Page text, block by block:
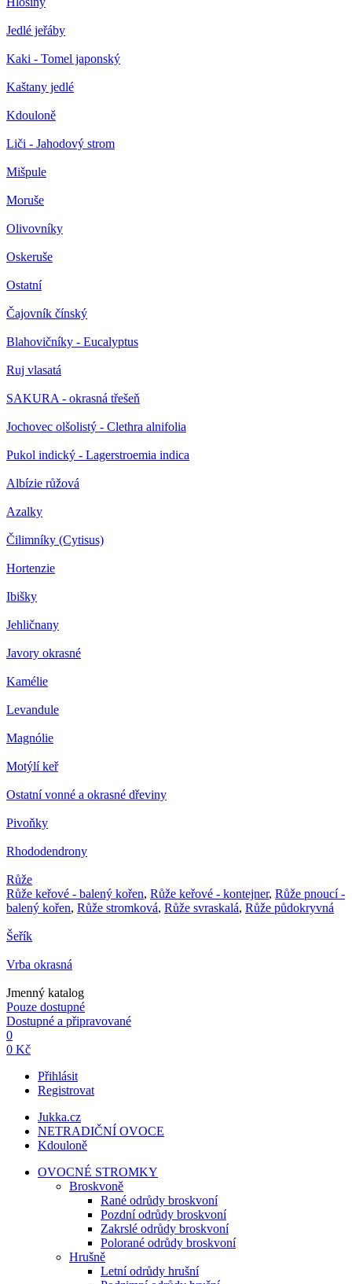
Jedlé jeřáby
Kaki - Tomel japonský
Kaštany jedlé
Kdouloně
Liči - Jahodový strom
Mišpule
Moruše
Olivovníky
Oskeruše
Ostatní
Čajovník čínský
Blahovičníky - Eucalyptus
Ruj vlasatá
SAKURA - okrasná třešeň
Jochovec olšolistý - Clethra alnifolia
Pukol indický - Lagerstroemia indica
Albízie růžová
Azalky
Čilimníky (Cytisus)
Hortenzie
Ibišky
Jehličnany
Javory okrasné
Kamélie
Levandule
Magnólie
Motýlí keř
Ostatní vonné a okrasné dřeviny
Pivoňky
Rhododendrony
Růže
Růže keřové - balený kořen, Růže keřové - kontejner, Růže pnoucí -
balený kořen, Růže stromková, Růže svraskalá, Růže půdokryvná
Šeřík
Vrba okrasná
Jmenný katalog
Pouze dostupné
Dostupné a připravované
0
0 Kč
Přihlásit
Registrovat
Jukka.cz
NETRADIČNÍ OVOCE
Kdouloně
OVOCNÉ STROMKY
Broskvoně
Rané odrůdy broskvoní
Pozdní odrůdy broskvoní
Zakrslé odrůdy broskvoní
Polorané odrůdy broskvoní
Hrušně
Letní odrůdy hrušní